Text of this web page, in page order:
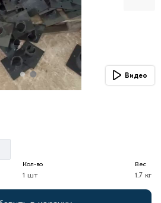
Видео
Кол-во
1 шт
Вес
1.7 кг